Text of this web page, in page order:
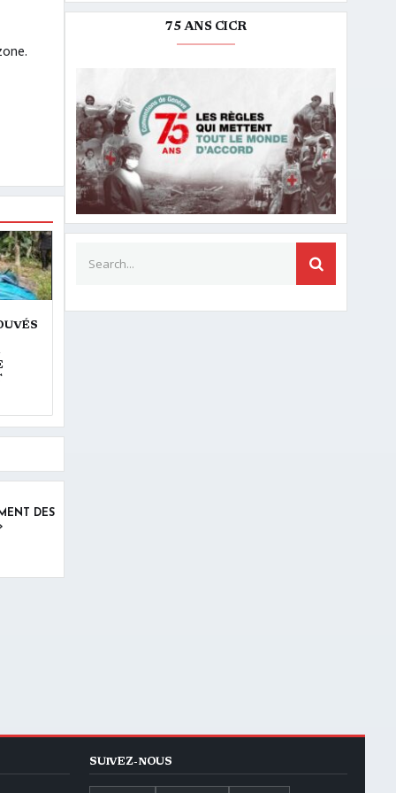
DES
75 ANS CICR
SUIVEZ-NOUS